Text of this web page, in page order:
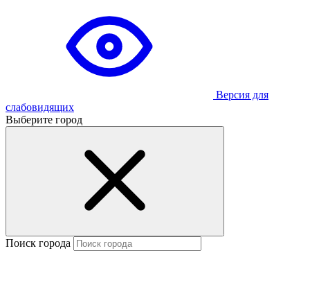
Версия для
слабовидящих
Выберите город
Поиск города